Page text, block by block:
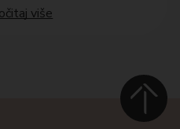
više